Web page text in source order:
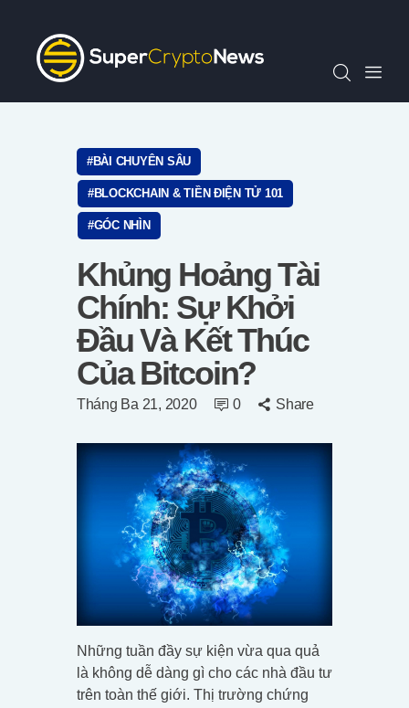
Chỉ Số SCN30
Tin Tức
Quan Điểm
Video
Thông Cáo Báo Chí
Tiếng Việt
BÀI CHUYÊN SÂU
BLOCKCHAIN & TIỀN ĐIỆN TỬ 101
GÓC NHÌN
Khủng Hoảng Tài
Chính: Sự Khởi
Đầu Và Kết Thúc
Của Bitcoin?
Tháng Ba 21, 2020 0 Share
Những tuần đầy sự kiện vừa qua quả
là không dễ dàng gì cho các nhà đầu tư
trên toàn thế giới. Thị trường chứng